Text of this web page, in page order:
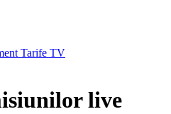
Tarife TV
live